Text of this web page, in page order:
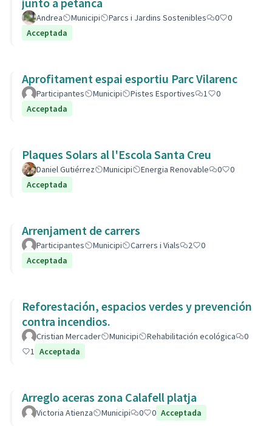
Andrea Municipi Parcs i Jardins Sostenibles 0
0
Acceptada
Aprofitament espai esportiu Parc Vilarenc
Participantes Municipi Pistes Esportives 1
0
Acceptada
Plaques Solars al l'Escola Santa Creu
Daniel Gutiérrez Municipi Energia Renovable 0
0
Acceptada
Arrenjament de carrers
Participantes Municipi Carrers i Vials 2
0
Acceptada
Reforestación, espacios verdes y prevención
contra incendios.
Cristian Mercader Municipi Rehabilitación ecológica
0
1 Acceptada
Arreglo aceras zona Calafell platja
Victoria Atienza Municipi 0 0 Acceptada